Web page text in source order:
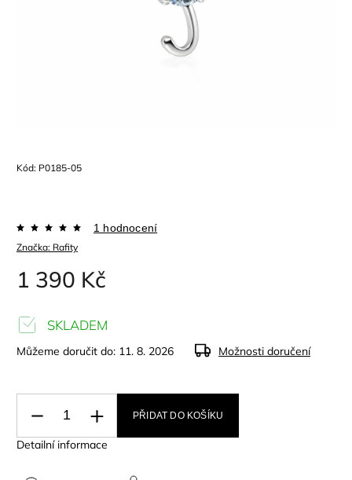
Kód: P0185-05
Značka: Rafity
1 hodnocení
1 390 Kč
SKLADEM
Můžeme doručit do: 11. 8. 2026 Možnosti doručení
PŘIDAT DO KOŠÍKU
Detailní informace